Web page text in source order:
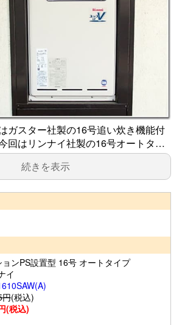
ガスター社製の16号追い炊き機能付
回はリンナイ社製の16号オートタ…
続きを表示
ョンPS設置型 16号 オートタイプ
イ
円(税込)
(税込)